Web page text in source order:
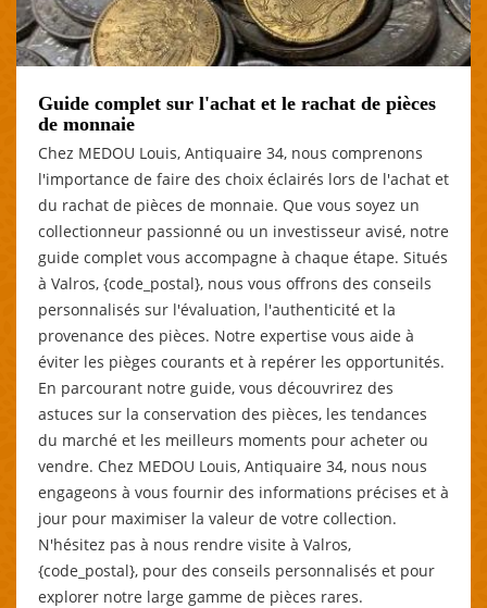
Guide complet sur l'achat et le rachat de pièces
de monnaie
Chez MEDOU Louis, Antiquaire 34, nous comprenons
l'importance de faire des choix éclairés lors de l'achat et
du rachat de pièces de monnaie. Que vous soyez un
collectionneur passionné ou un investisseur avisé, notre
guide complet vous accompagne à chaque étape. Situés
à Valros, {code_postal}, nous vous offrons des conseils
personnalisés sur l'évaluation, l'authenticité et la
provenance des pièces. Notre expertise vous aide à
éviter les pièges courants et à repérer les opportunités.
En parcourant notre guide, vous découvrirez des
astuces sur la conservation des pièces, les tendances
du marché et les meilleurs moments pour acheter ou
vendre. Chez MEDOU Louis, Antiquaire 34, nous nous
engageons à vous fournir des informations précises et à
jour pour maximiser la valeur de votre collection.
N'hésitez pas à nous rendre visite à Valros,
{code_postal}, pour des conseils personnalisés et pour
explorer notre large gamme de pièces rares.